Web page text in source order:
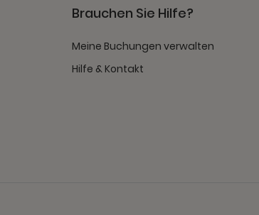
Brauchen Sie Hilfe?
Meine Buchungen verwalten
Hilfe & Kontakt